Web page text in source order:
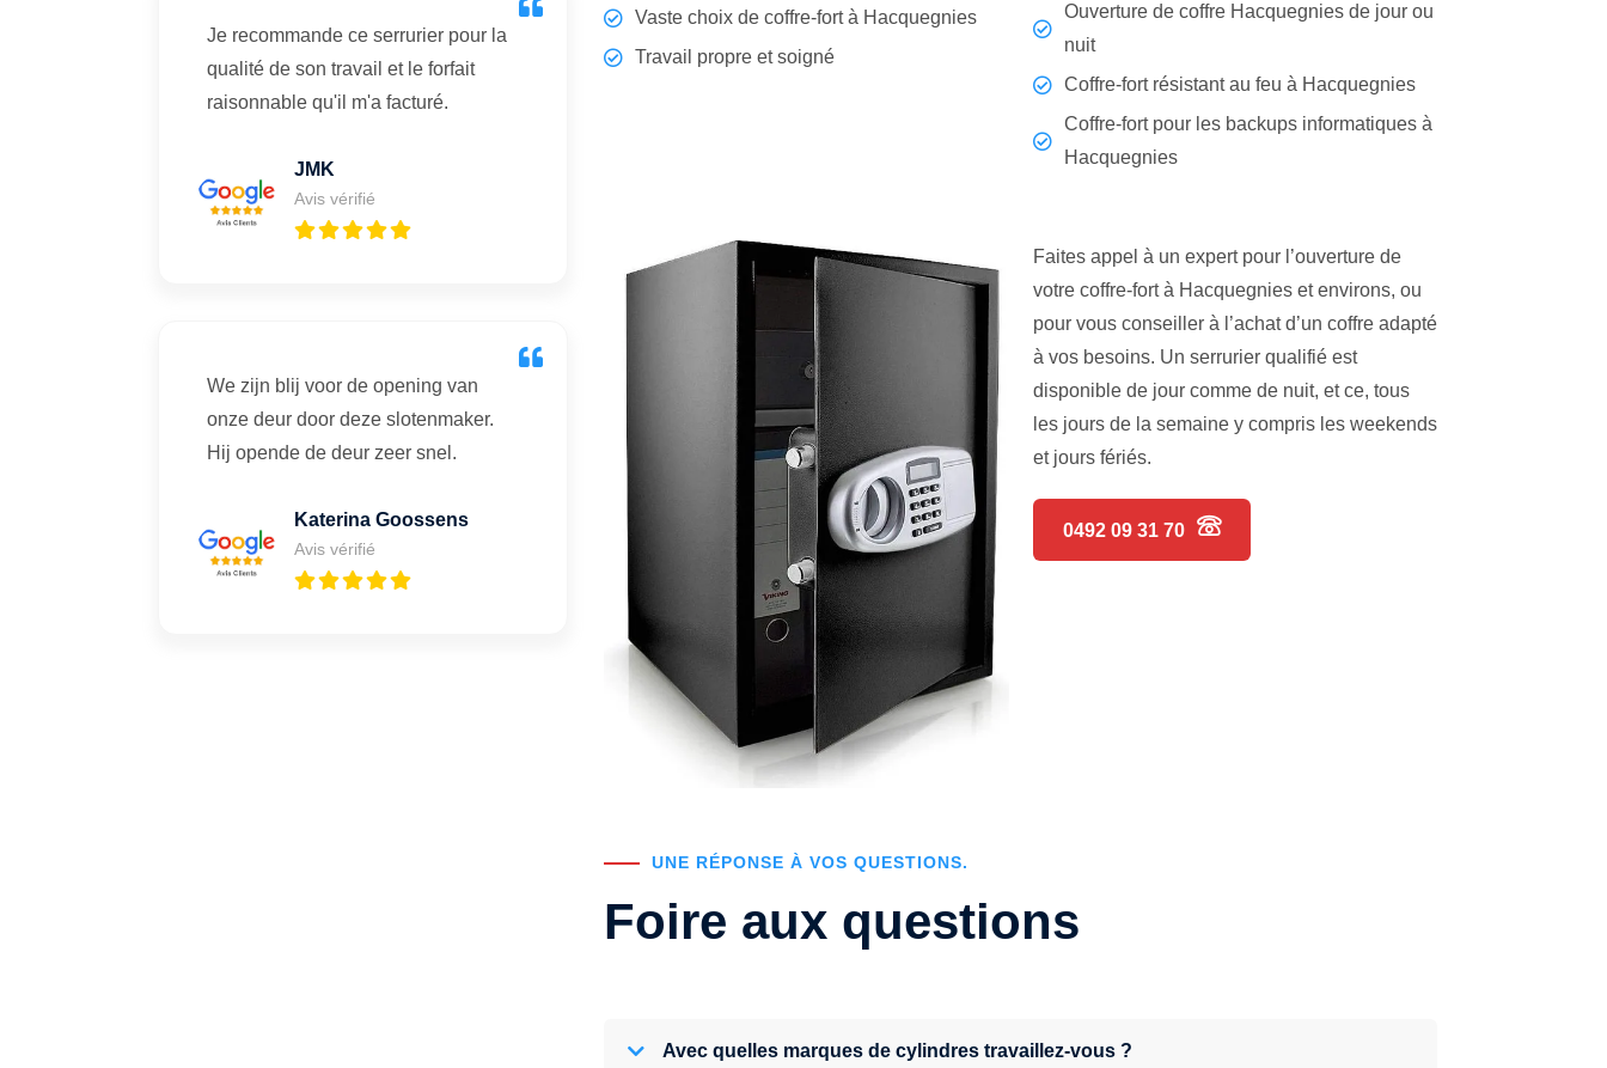
Je recommande ce serrurier pour la
qualité de son travail et le forfait
raisonnable qu'il m'a facturé.
JMK
Avis vérifié
We zijn blij voor de opening van
onze deur door deze slotenmaker.
Hij opende de deur zeer snel.
Katerina Goossens
Avis vérifié
Vaste choix de coffre-fort à Hacquegnies
Travail propre et soigné
Ouverture de coffre Hacquegnies de jour ou
nuit
Coffre-fort résistant au feu à Hacquegnies
Coffre-fort pour les backups informatiques à
Hacquegnies
Faites appel à un expert pour l’ouverture de
votre coffre-fort à Hacquegnies et environs, ou
pour vous conseiller à l’achat d’un coffre adapté
à vos besoins. Un serrurier qualifié est
disponible de jour comme de nuit, et ce, tous
les jours de la semaine y compris les weekends
et jours fériés.
0492 09 31 70
UNE RÉPONSE À VOS QUESTIONS.
Foire aux questions
Avec quelles marques de cylindres travaillez-vous ?